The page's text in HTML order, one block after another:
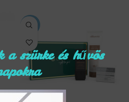
szürke és hűvös
-18%